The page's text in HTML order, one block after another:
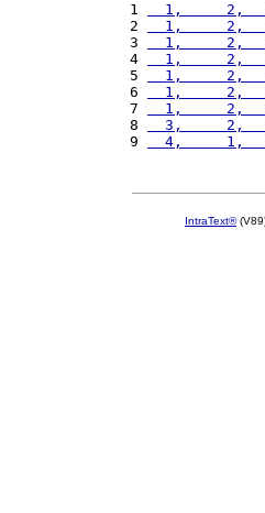
1
1,     2,
2
1,     2,
3
1,     2,
4
1,     2,
5
1,     2,
6
1,     2,
7
1,     2,
8
3,     2,
9
4,     1,
IntraText®